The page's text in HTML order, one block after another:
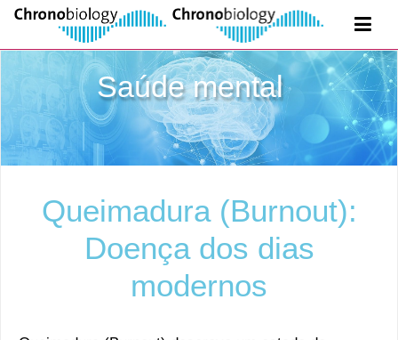
Saúde mental
Queimadura (Burnout):
Doença dos dias
modernos